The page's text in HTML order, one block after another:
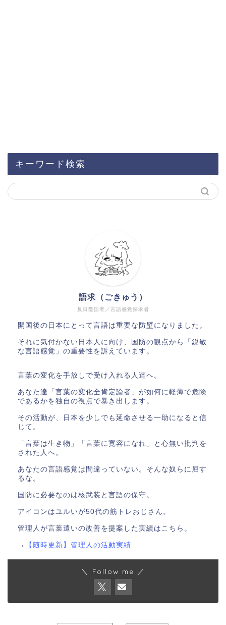
キーワード検索
反日憂国者／言語感覚探求者
語求（ごきゅう）
開国後の日本にとって言語は重要な防壁になりました。
それに気付かない日本人に向け、国防の観点から「鋭敏
な言語感覚」の重要性を訴えています。
言葉の変化を手放しで受け入れる人達へ。
あなた達「言葉の変化全肯定論者」が如何に軽薄で危険
であるかを独自の視点で暴き出します。
その活動が、日本を少しでも延命させる一助になると信
じて。
「言葉は生き物」「言葉に寛容になれ」と心無い批判を
された人へ。
あなたの言語感覚は間違っていない。そんな奴らに屈す
るな。
国防に必要なのは核武装と言語の保守。
アイコンはユルいが50代の筋トレおじさん。
管理人が言葉遣いの改善を提案した実績はこちら。
→ 【随時更新】管理人の活動実績
＼ Follow me ／